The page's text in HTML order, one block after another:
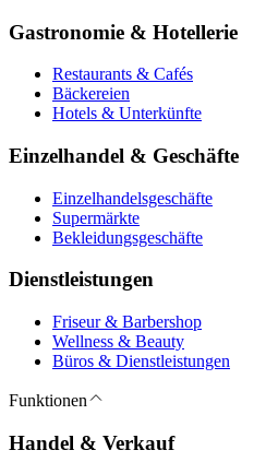
Gastronomie & Hotellerie
Restaurants & Cafés
Bäckereien
Hotels & Unterkünfte
Einzelhandel & Geschäfte
Einzelhandelsgeschäfte
Supermärkte
Bekleidungsgeschäfte
Dienstleistungen
Friseur & Barbershop
Wellness & Beauty
Büros & Dienstleistungen
Funktionen
Handel & Verkauf